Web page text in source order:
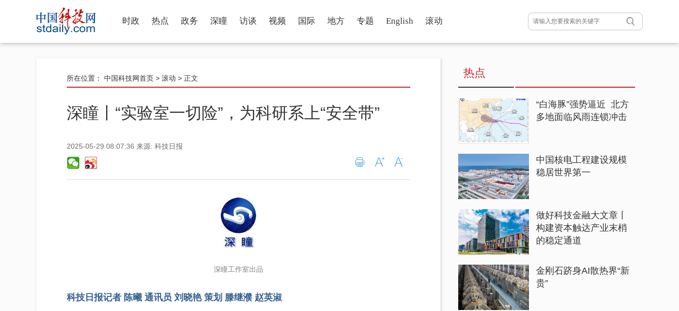
时政 热点 政务 深瞳 访谈 视频 国际 地方 专题 English 滚动
所在位置： 中国科技网首页 > 滚动 > 正文
深瞳丨“实验室一切险”，为科研系上“安全带”
2025-05-29 08:07:36 来源: 科技日报
深瞳工作室出品
科技日报记者 陈曦 通讯员 刘晓艳 策划 滕继濮 赵英淑
热点
“白海豚”强势逼近 北方
多地面临风雨连锁冲击
中国核电工程建设规模
稳居世界第一
做好科技金融大文章丨
构建资本触达产业末梢
的稳定通道
金刚石跻身AI散热界“新
贵”